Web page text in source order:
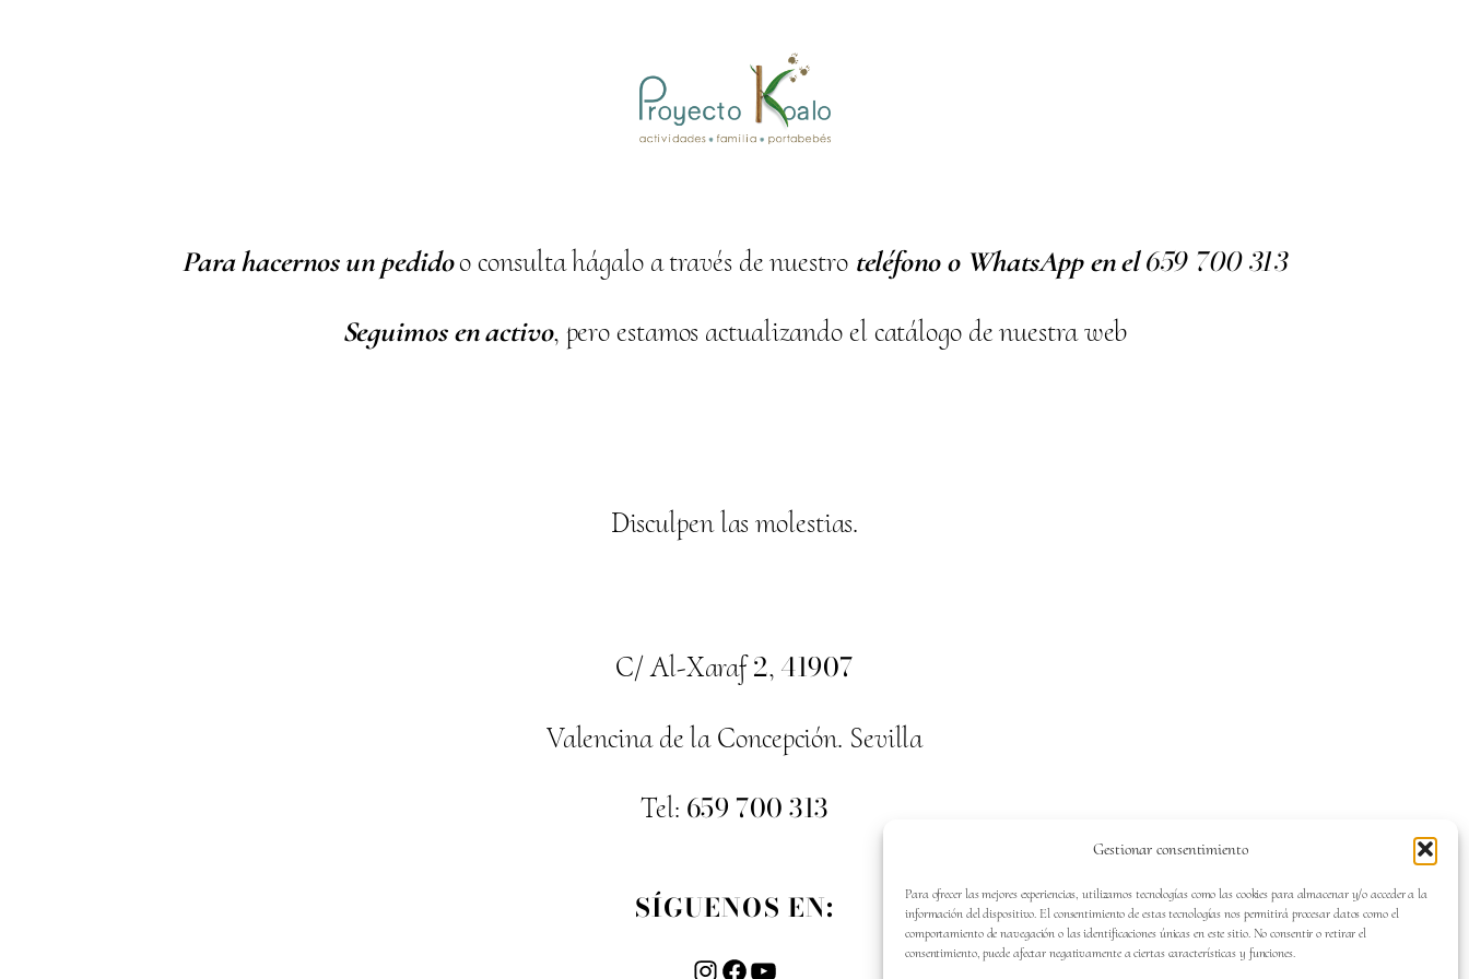
Gestionar consentimiento
Para ofrecer las mejores experiencias, utilizamos tecnologías como las cookies para almacenar y/o acceder a la
información del dispositivo. El consentimiento de estas tecnologías nos permitirá procesar datos como el
comportamiento de navegación o las identificaciones únicas en este sitio. No consentir o retirar el
consentimiento, puede afectar negativamente a ciertas características y funciones.
Para hacernos un pedidoo consulta hágalo a través de nuestro teléfono o WhatsApp en el659 700313
Seguimos en activo, pero estamos actualizando el catálogo de nuestra web
Disculpen las molestias.
C/ Al-Xaraf2, 41907
Valencina de la Concepción. Sevilla
Tel: 659 700313
SÍGUENOS EN:
Instagram
Facebook
YouTube